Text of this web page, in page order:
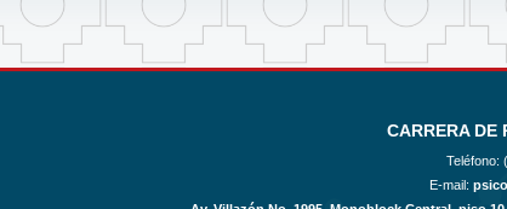
CARRERA DE
Teléfono:
E-mail: